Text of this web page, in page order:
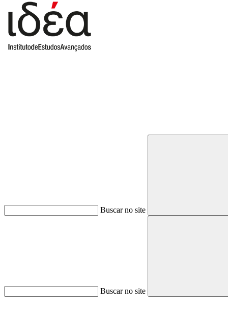
Buscar no site
Buscar no site